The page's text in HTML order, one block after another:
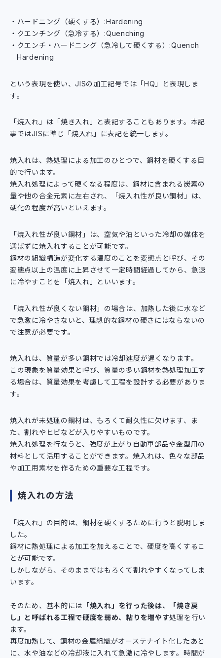
ハードニング（硬くする）:Hardening
クエンチング（急冷する）:Quenching
クエンチ・ハードニング（急冷して硬くする）:Quench
Hardening
という表現を使い、JISの加工記号では「HQ」と表現しま
す。
「焼入れ」は「焼き入れ」と表記することもあります。本記
事ではJISに準じ「焼入れ」に表記を統一します。
焼入れは、熱処理による加工のひとつで、鋼材を硬くする目
的で行います。
焼入れ処理によって硬くなる程度は、鋼材に含まれる炭素の
量や他の合金元素に左右され、「焼入れ性が良い鋼材」は、
硬化の程度が高いといえます。
「焼入れ性が良い鋼材」は、空気や油といった冷却の媒体を
選ばずに焼入れすることが可能です。
鋼材の組織構造が変化する温度のことを変態点と呼び、その
変態点以上の温度に上昇させて一定時間経過してから、急速
に冷やすことを「焼入れ」といいます。
「焼入れ性が良くない鋼材」の場合は、加熱した後に水など
で急激に冷やさないと、理想的な鋼材の硬さにはならないの
で注意が必要です。
焼入れは、質量が多い鋼材では冷却速度が遅くなります。
この現象を質量効果と呼び、質量の多い鋼材を熱処理加工す
る場合は、質量効果を考慮して工程を設計する必要がありま
す。
焼入れが未処理の鋼材は、もろくて耐久性に欠けます、ま
た、割れやヒビなどが入りやすいものです。
焼入れ処理を行なうと、強度が上がり自動車部品や金型用の
材料として活用することができます。焼入れは、色々な部品
や加工用素材を作るための重要な工程です。
焼入れの方法
「焼入れ」の目的は、鋼材を硬くするために行うと説明しま
した。
鋼材に熱処理による加工を加えることで、硬度を高くするこ
とが可能です。
しかしながら、そのままではもろくて割れやすくなってしま
います。
そのため、基本的には 「焼入れ」を行った後は、「焼き戻
し」と呼ばれる工程で硬度を弱め、粘りを増やす処理を行い
ます。
再度加熱して、鋼材の金属組織がオーステナイト化したあと
に、水や油などの冷却液に入れて急激に冷やします。時間が